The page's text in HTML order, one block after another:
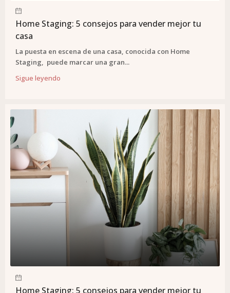
Home Staging: 5 consejos para vender mejor tu
casa
La puesta en escena de una casa, conocida con Home
Staging, puede marcar una gran...
Sigue leyendo
Home Staging: 5 consejos para vender mejor tu